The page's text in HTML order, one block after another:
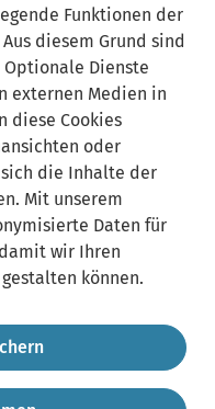
Funktionen der
diesem Grund sind
Dienste
externen Medien in
diese Cookies
oder
die Inhalte der
Mit unserem
Daten für
wir Ihren
können.